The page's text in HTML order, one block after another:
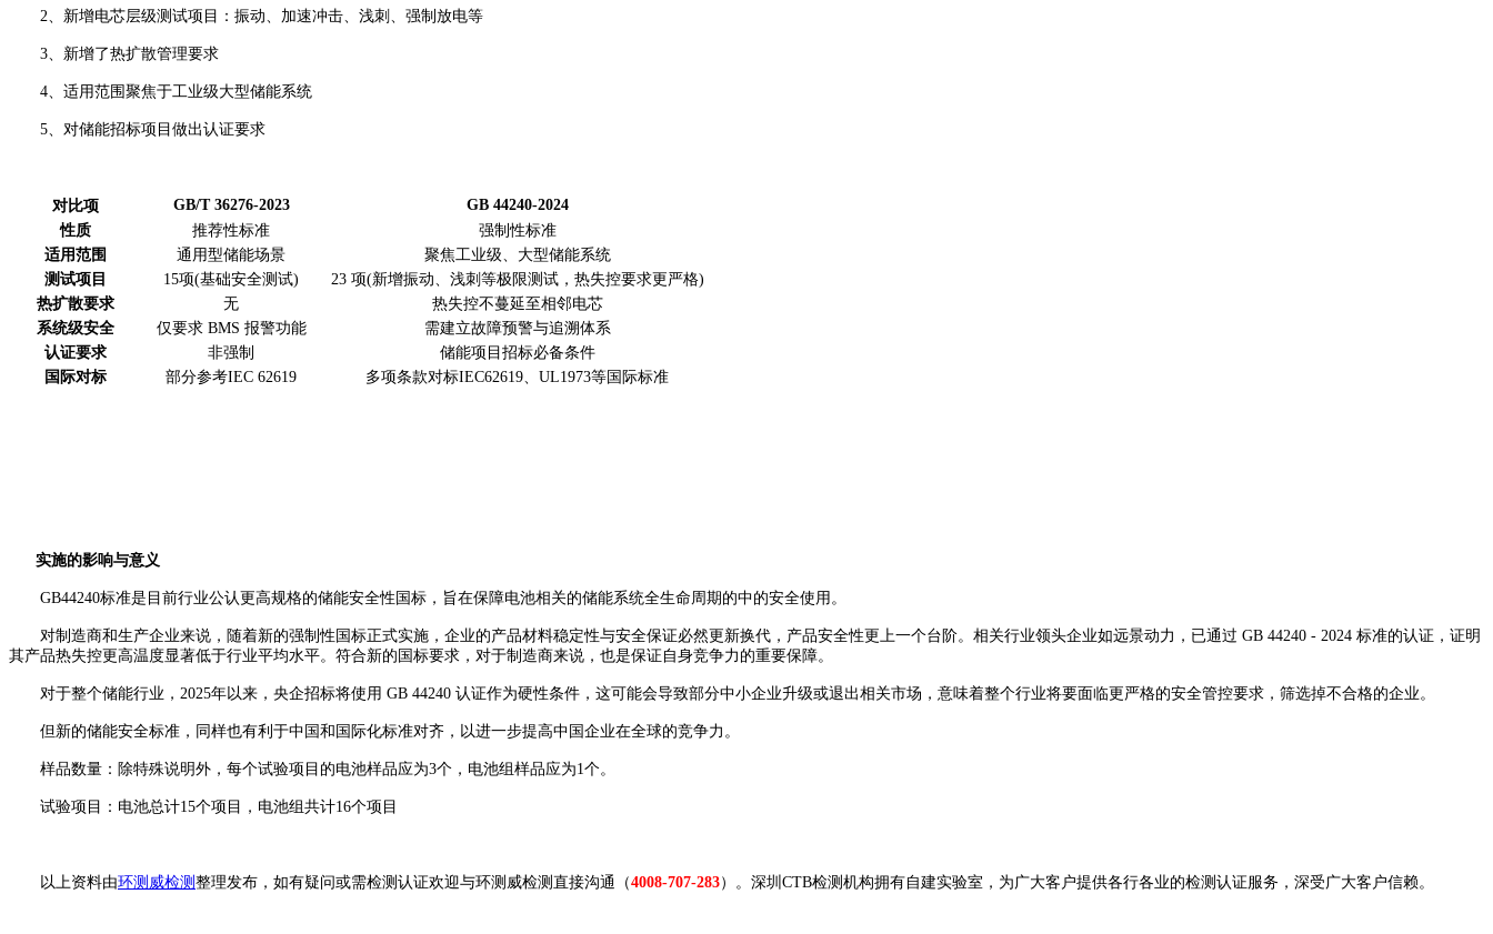
2、新增电芯层级测试项目：振动、加速冲击、浅刺、强制放电等
3、新增了热扩散管理要求
4、适用范围聚焦于工业级大型储能系统
5、对储能招标项目做出认证要求
对比项 GB/T 36276-2023
GB 44240-2024
性质
推荐性标准
强制性标准
适用范围
通用型储能场景
聚焦工业级、大型储能系统
测试项目
15项(基础安全测试)
23 项(新增振动、浅刺等极限测试，热失控要求更严格)
热扩散要求
无
热失控不蔓延至相邻电芯
系统级安全
仅要求 BMS 报警功能
需建立故障预警与追溯体系
认证要求
非强制
储能项目招标必备条件
国际对标
部分参考IEC 62619 多项条款对标IEC62619、UL1973等国际标准
实施的影响与意义
GB44240标准是目前行业公认更高规格的储能安全性国标，旨在保障电池相关的储能系统全生命周期的中的安全使用。
对制造商和生产企业来说，随着新的强制性国标正式实施，企业的产品材料稳定性与安全保证必然更新换代，产品安全性更上一个台阶。相关行业领头企业如远景动力，已通过 GB 44240 - 2024 标准的认证，证明
其产品热失控更高温度显著低于行业平均水平。符合新的国标要求，对于制造商来说，也是保证自身竞争力的重要保障。
对于整个储能行业，2025年以来，央企招标将使用 GB 44240 认证作为硬性条件，这可能会导致部分中小企业升级或退出相关市场，意味着整个行业将要面临更严格的安全管控要求，筛选掉不合格的企业。
但新的储能安全标准，同样也有利于中国和国际化标准对齐，以进一步提高中国企业在全球的竞争力。
样品数量：除特殊说明外，每个试验项目的电池样品应为3个，电池组样品应为1个。
试验项目：电池总计15个项目，电池组共计16个项目
以上资料由环测威检测 整理发布，如有疑问或需检测认证欢迎与环测威检测直接沟通（4008-707-283）。深圳CTB检测机构拥有自建实验室，为广大客户提供各行各业的检测认证服务，深受广大客户信赖。